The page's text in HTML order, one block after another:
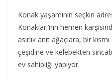
Konak yaşamının seçkin
Konakları’nın hemen
asırlık anıt ağaçlara, bir
çeşidine ve kelebekten
ev sahipliği yapıyor.